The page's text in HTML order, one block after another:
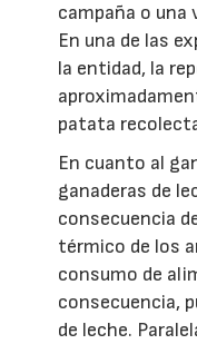
campaña o una
En una de las
la entidad, la
patata
En cuanto al
ganaderas de
consecuencia
térmico de los
consumo de
consecuencia,
de leche.